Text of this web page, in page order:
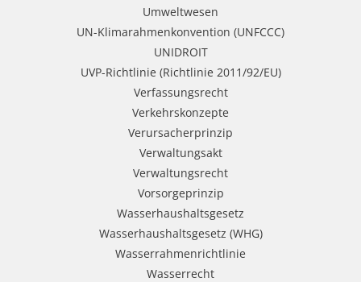
Umweltwesen
UN-Klimarahmenkonvention (UNFCCC)
UNIDROIT
UVP-Richtlinie (Richtlinie 2011/92/EU)
Verfassungsrecht
Verkehrskonzepte
Verursacherprinzip
Verwaltungsakt
Verwaltungsrecht
Vorsorgeprinzip
Wasserhaushaltsgesetz
Wasserhaushaltsgesetz (WHG)
Wasserrahmenrichtlinie
Wasserrecht